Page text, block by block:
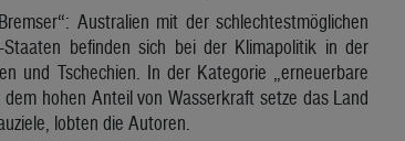
Australien mit der schlechtestmöglichen
befinden sich bei der Klimapolitik in der
und Tschechien. In der Kategorie „erneuerbare
hohen Anteil von Wasserkraft setze das Land
lobten die Autoren.